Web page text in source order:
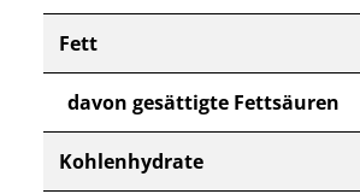
Fett
davon gesättigte Fettsäuren
Kohlenhydrate